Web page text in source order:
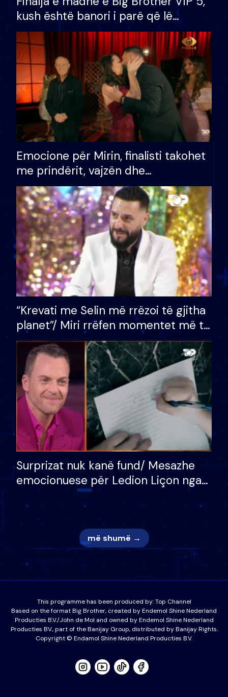
kush është banori i parë që lë
shtëpinë dhe humb mundësinë për
të fituar çmimin e madh
Emocione për Mirin, finalisti takohet
me prindërit, vajzën dhe
bashkëshorten: S’kemi ndonjë letër
divorci apo jo?
“Krevati me Selin më rrëzoi të gjitha
planet”/ Miri rrëfen momentet më të
bukura në shtëpinë e BB VIP: Do më
mungojë zilja e mëngjesit kur…
Surprizat nuk kanë fund/ Mesazhe
emocionuese për Ledion Liçon nga
nëna dhe fëmijët e tij, moderatori
nuk i mban dot lotët: Nuk meritoj…
më shumë →
This programme has been produced by:Top Channel
Based on the format Big Brother, created by Endemol Shine Nederland
Producties B.V./John de Mol and owned by Endemol Shine Nederland
Producties BV., part of the Banijay Group, distributed by Banijay Rights.
Copyright © Endamol Shine Nederland Producties B.V.